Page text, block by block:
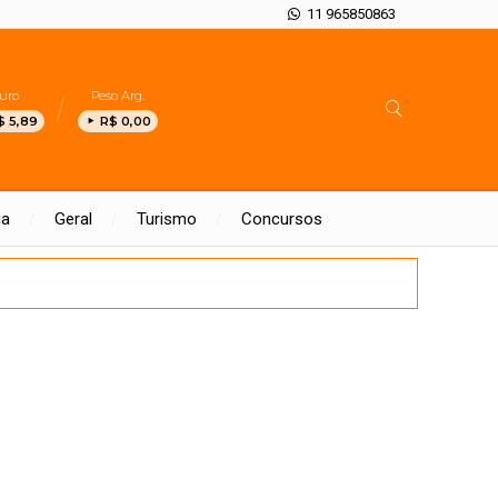
11 965850863
5,89
Peso Arg.
R$ 0,00
Geral Turismo Concursos